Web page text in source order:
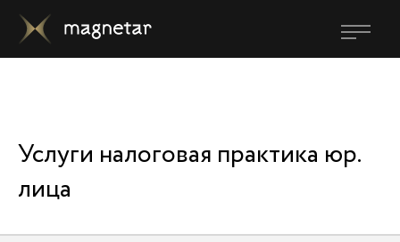
Услуги налоговая практика юр.
лица